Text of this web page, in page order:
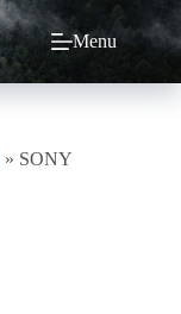
Menu
» SONY